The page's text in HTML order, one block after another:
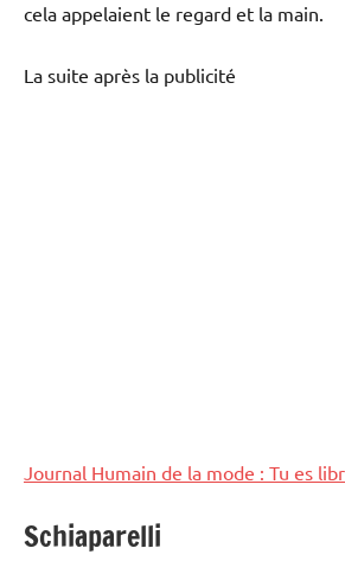
cela appelaient le regard et la main.
La suite après la publicité
Journal Humain de la mode : Tu es
Schiaparelli